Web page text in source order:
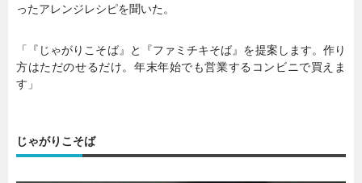
ったアレンジレシピを聞いた。
「『じゃがりこそば』と『ファミチキそば』を提案します。作り
方はただのせるだけ。年末年始でも営業するコンビニで買えま
す」
じゃがりこそば